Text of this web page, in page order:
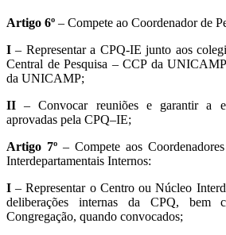
Artigo 6º – Compete ao Coordenador de
I – Representar a CPQ-IE junto aos
Central de Pesquisa – CCP da
da UNICAMP;
II – Convocar reuniões e garantir a
aprovadas pela CPQ–IE;
Artigo 7º – Compete aos
Interdepartamentais Internos:
I – Representar o Centro ou Núcleo
deliberações internas da CPQ, bem
Congregação, quando convocados;